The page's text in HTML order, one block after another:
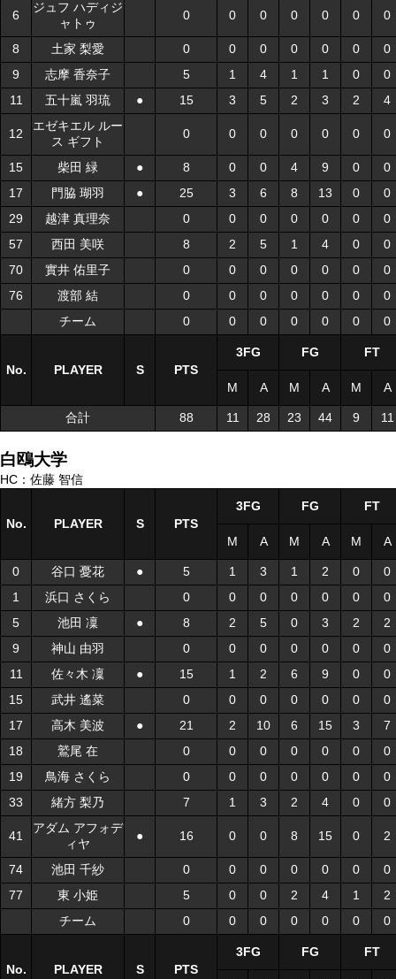
6
ジュフ ハディジ
ャトゥ
8
土家 梨愛
9
志摩 香奈子
11
五十嵐 羽琉 ●
12
エゼキエル ルー
ス ギフト
15
柴田 緑
●
17
門脇 瑚羽
●
29
越津 真理奈
57
西田 美咲
70
實井 佑里子
76
渡部 結
チーム
No. PLAYER S
合計
6
ジュフ ハディジ
ャトゥ
0 0 0 0 0 0 0
8 土家 梨愛 0 0 0 0 0 0
0
9
志摩 香奈子 5 1 4 1 1 0
0
11
五十嵐 羽琉 ● 15 3 5 2 3 2 4
12
エゼキエル ルー
ス ギフト
0 0 0 0 0 0 0
15 柴田 緑 ● 8 0 0 4 9 0
0
17
門脇 瑚羽 ● 25 3 6 8 13 0
0
29
越津 真理奈 0 0 0 0 0 0
0
57
西田 美咲 8 2 5 1 4 0
0
70
實井 佑里子 0 0 0 0 0 0
0
76
渡部 結 0 0 0 0 0 0
0
チーム
0 0 0 0 0 0 0
No. PLAYER S PTS
3FG FG FT
M A M A M A
合計 88 11 28 23 44 9 11
白鴎大学
HC：佐藤 智信
No. PLAYER S
0 谷口 憂花
●
1
浜口 さくら
5
池田 凜
●
9
神山 由羽
11
佐々木 凜
●
15
武井 遙菜
17
高木 美波
●
18
鷲尾 在
19
鳥海 さくら
33
緒方 梨乃
41
アダム アフォデ
ィヤ
●
74
池田 千紗
77
東 小姫
チーム
No. PLAYER S
No. PLAYER S PTS
3FG FG FT
M A M A M A
0 谷口 憂花 ● 5 1 3 1 2 0
0
1
浜口 さくら 0 0 0 0 0 0
0
5
池田 凜 ● 8 2 5 0 3 2
2
9
神山 由羽 0 0 0 0 0 0
0
11
佐々木 凜 ● 15 1 2 6 9 0
0
15
武井 遙菜 0 0 0 0 0 0
0
17
高木 美波 ● 21 2 10 6 15 3
7
18
鷲尾 在 0 0 0 0 0 0
0
19
鳥海 さくら 0 0 0 0 0 0
0
33
緒方 梨乃 7 1 3 2 4 0 0
41
アダム アフォデ
ィヤ
● 16 0 0 8 15 0 2
74 池田 千紗 0 0 0 0 0 0
0
77
東 小姫 5 0 0 2 4 1
2
チーム
0 0 0 0 0 0 0
No. PLAYER S PTS
3FG FG FT